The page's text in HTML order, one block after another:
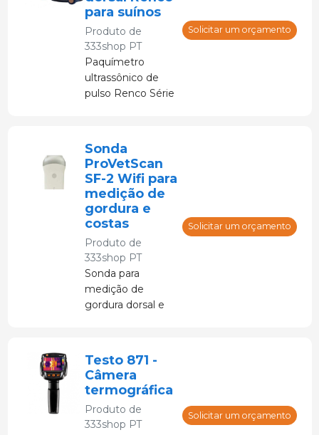
janeiro (artigo 3),
Lei 11/2003 da
Andaluzia ou Lei
32/2007 da Galiza.
para suínos
Produto de
333shop PT
Paquímetro
ultrassônico de
pulso Renco Série
costas. Usando
ultrassom, ele
mede as camadas
de gordura em
porcos em
Produto robusto,
preparado para
trabalhos
agrícolas.
Solicitar um orçamento
Sonda
ProVetScan
SF-2 Wifi para
medição de
gordura e
costas
Produto de
333shop PT
Sonda para
medição de
gordura dorsal e
Solicitar um orçamento
Testo 871 -
Câmera
termográfica
Produto de
333shop PT
Solicitar um orçamento